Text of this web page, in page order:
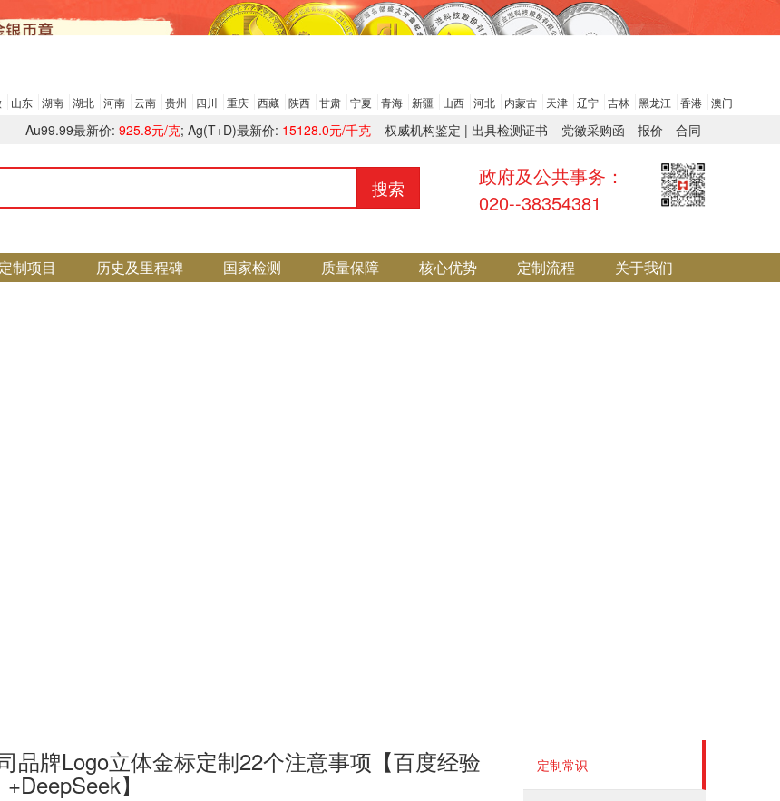
山东 湖南 湖北 河南 云南 贵州 四川 重庆 西藏 陕西 甘肃 宁夏 青海 新疆 山西 河北 内蒙古 天津 辽宁 吉林 黑龙江 香港 澳门
党徽采购函 报价 合同
权威机构鉴定 | 出具检测证书
Au99.99最新价: 925.8元/克; Ag(T+D)最新价: 15128.0元/千克
搜索
政府及公共事务：
020--38354381
定制项目 历史及里程碑 国家检测 质量保障 核心优势 定制流程 关于我们
品牌Logo立体金标定制22个注意事项【百度经验
+DeepSeek】
定制常识